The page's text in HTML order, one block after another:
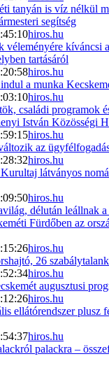
tanyán is víz nélkül
segítség
hiros.hu
véleményére kíváncsi
tartásáról
hiros.hu
indul a munka
hiros.hu
családi programok
István Közösségi
hiros.hu
az
hiros.hu
látványos
hiros.hu
délután leállnak
Fürdőben az
hiros.hu
26
hiros.hu
augusztusi
hiros.hu
ellátórendszer plusz
hiros.hu
palackra –